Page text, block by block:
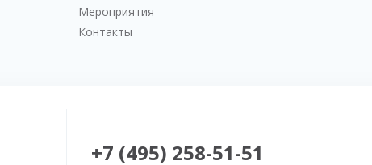
Мероприятия
Контакты
+7 (495) 258-51-51